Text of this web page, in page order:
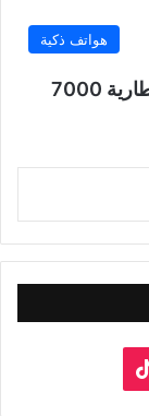
هواتف ذكية
فيفو تكشف رسميا عن vivo X Fold 6 ببطارية 7000